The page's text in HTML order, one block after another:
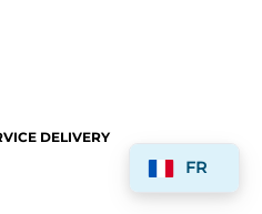
FR
DELIVERY